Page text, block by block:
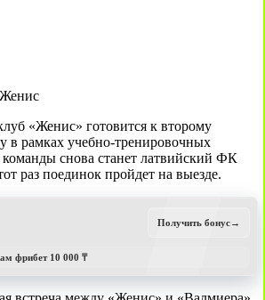
«Женис» готовится к второму
в рамках учебно-тренировочных
снова станет латвийский ФК
раз поединок пройдет на выезде.
фрибет 10 000 ₸
Получить бонус→